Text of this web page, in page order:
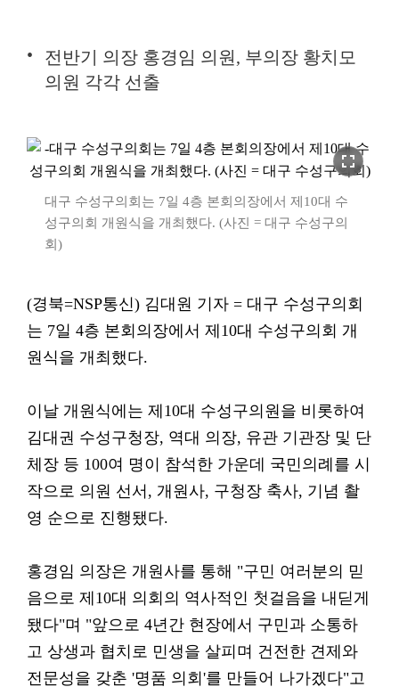
전반기 의장 홍경임 의원, 부의장 황치모
의원 각각 선출
fullscreen
대구 수성구의회는 7일 4층 본회의장에서 제10대 수
성구의회 개원식을 개최했다. (사진 = 대구 수성구의
회)
(경북=NSP통신) 김대원 기자 = 대구 수성구의회
는 7일 4층 본회의장에서 제10대 수성구의회 개
원식을 개최했다.
이날 개원식에는 제10대 수성구의원을 비롯하여
김대권 수성구청장, 역대 의장, 유관 기관장 및 단
체장 등 100여 명이 참석한 가운데 국민의례를 시
작으로 의원 선서, 개원사, 구청장 축사, 기념 촬
영 순으로 진행됐다.
홍경임 의장은 개원사를 통해 "구민 여러분의 믿
음으로 제10대 의회의 역사적인 첫걸음을 내딛게
됐다"며 "앞으로 4년간 현장에서 구민과 소통하
고 상생과 협치로 민생을 살피며 건전한 견제와
전문성을 갖춘 '명품 의회'를 만들어 나가겠다"고